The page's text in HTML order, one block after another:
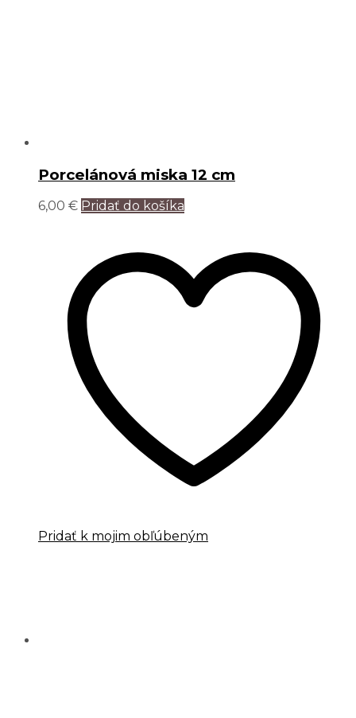
Porcelánová miska 12 cm
6,00 € Pridať do košíka
Pridať k mojim obľúbeným